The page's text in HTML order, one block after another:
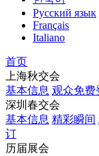
Русский язык
Français
Italiano
首页
上海秋交会
基本信息 观众免费
深圳春交会
基本信息 精彩瞬间
订
历届展会